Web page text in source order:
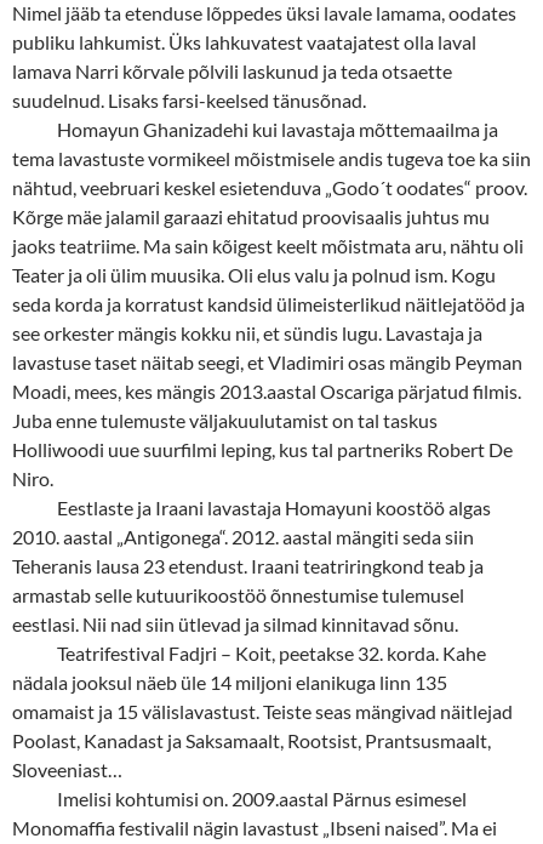
Nimel jääb ta etenduse lõppedes üksi lavale lamama, oodates
publiku lahkumist. Üks lahkuvatest vaatajatest olla laval
lamava Narri kõrvale põlvili laskunud ja teda otsaette
suudelnud. Lisaks farsi-keelsed tänusõnad.
Homayun Ghanizadehi kui lavastaja mõttemaailma ja
tema lavastuste vormikeel mõistmisele andis tugeva toe ka siin
nähtud, veebruari keskel esietenduva „Godo´t oodates“ proov.
Kõrge mäe jalamil garaazi ehitatud proovisaalis juhtus mu
jaoks teatriime. Ma sain kõigest keelt mõistmata aru, nähtu oli
Teater ja oli ülim muusika. Oli elus valu ja polnud ism. Kogu
seda korda ja korratust kandsid ülimeisterlikud näitlejatööd ja
see orkester mängis kokku nii, et sündis lugu. Lavastaja ja
lavastuse taset näitab seegi, et Vladimiri osas mängib Peyman
Moadi, mees, kes mängis 2013.aastal Oscariga pärjatud filmis.
Juba enne tulemuste väljakuulutamist on tal taskus
Holliwoodi uue suurfilmi leping, kus tal partneriks Robert De
Niro.
Eestlaste ja Iraani lavastaja Homayuni koostöö algas
2010. aastal „Antigonega“. 2012. aastal mängiti seda siin
Teheranis lausa 23 etendust. Iraani teatriringkond teab ja
armastab selle kutuurikoostöö õnnestumise tulemusel
eestlasi. Nii nad siin ütlevad ja silmad kinnitavad sõnu.
Teatrifestival Fadjri – Koit, peetakse 32. korda. Kahe
nädala jooksul näeb üle 14 miljoni elanikuga linn 135
omamaist ja 15 välislavastust. Teiste seas mängivad näitlejad
Poolast, Kanadast ja Saksamaalt, Rootsist, Prantsusmaalt,
Sloveeniast…
Imelisi kohtumisi on. 2009.aastal Pärnus esimesel
Monomaffia festivalil nägin lavastust „Ibseni naised”. Ma ei